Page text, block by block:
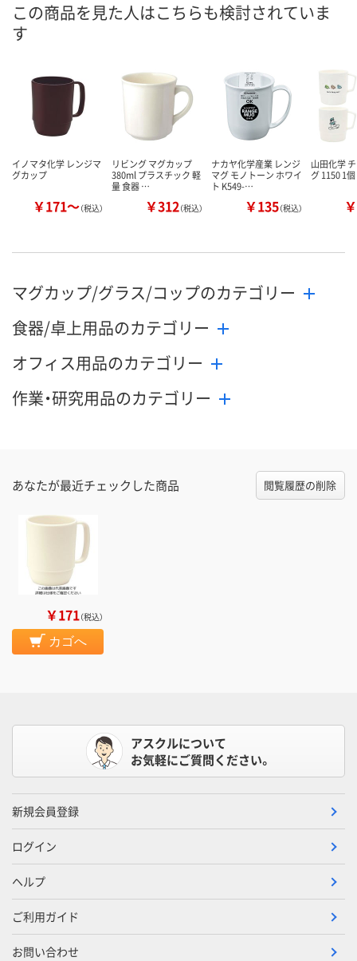
この商品を見た人はこちらも検討されていま
す
イノマタ化学 レンジマ
グカップ
￥171～（税込）
リビング マグカップ
380ml プラスチック 軽
量 食器 …
￥312（税込）
ナカヤ化学産業 レンジ
マグ モノトーン ホワイ
ト K549-…
￥135（税込）
山田化学
グ 1150 1個
マグカップ/グラス/コップのカテゴリー
食器/卓上用品のカテゴリー
オフィス用品のカテゴリー
作業・研究用品のカテゴリー
あなたが最近チェックした商品 閲覧履歴の削除
￥171（税込）
カゴへ
アスクルについて
お気軽にご質問ください。
新規会員登録
ログイン
ヘルプ
ご利用ガイド
お問い合わせ